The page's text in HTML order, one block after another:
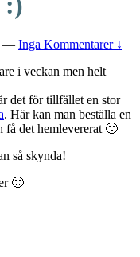
— Inga Kommentarer ↓
i veckan men helt
det för tillfället en stor
. Här kan man beställa en
få det hemlevererat 🙂
så skynda!
🙂